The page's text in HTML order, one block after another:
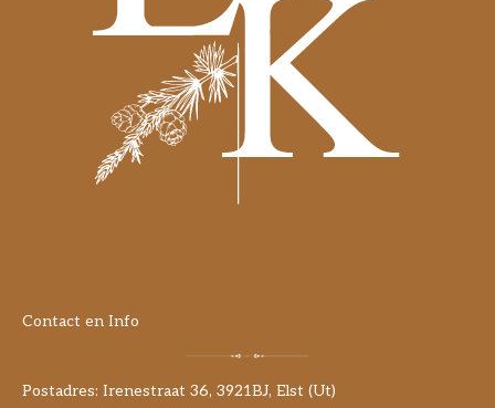
Contact en Info
Postadres: Irenestraat 36, 3921BJ, Elst (Ut)